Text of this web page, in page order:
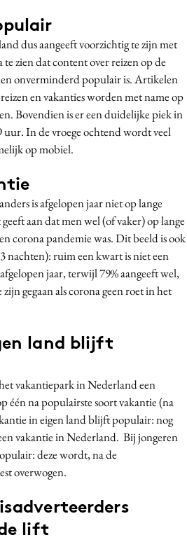
dus aangeeft voorzichtig te zijn met
zien dat content over reizen op de
onverminderd populair is. Artikelen
en vakanties worden met name op
Bovendien is er een duidelijke piek in
uur. In de vroege ochtend wordt veel
op mobiel.
is afgelopen jaar niet op lange
aan dat men wel (of vaker) op lange
corona pandemie was. Dit beeld is ook
nachten): ruim een kwart is niet een
jaar, terwijl 79% aangeeft wel,
gegaan als corona geen roet in het
land blijft
vakantiepark in Nederland een
één na populairste soort vakantie (na
in eigen land blijft populair: nog
vakantie in Nederland. Bij jongeren
deze wordt, na de
overwogen.
lift